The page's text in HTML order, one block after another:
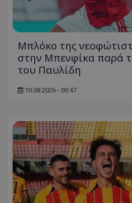
Μπλόκο της
στην Μπενφίκα παρά
του Παυλίδη
10.08.2026 - 00:47